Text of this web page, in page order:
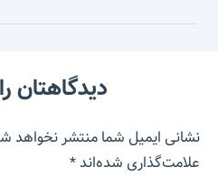
دیدگاهتان
نشانی ایمیل شما منتشر نخواهد
علامت‌گذاری شده‌اند*